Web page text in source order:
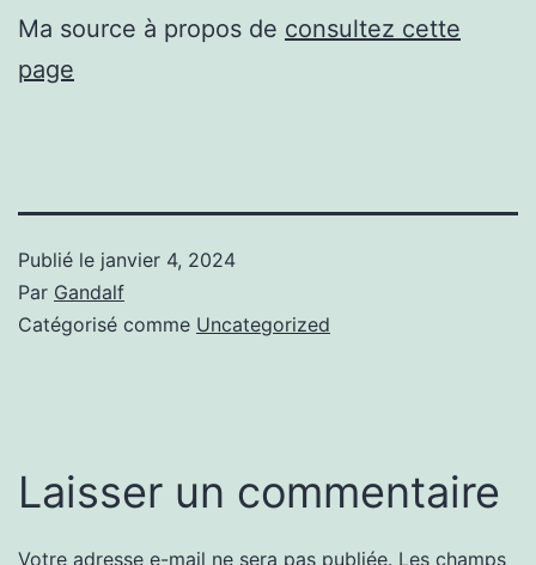
Ma source à propos de consultez cette
page
Publié le janvier 4, 2024
Par Gandalf
Catégorisé comme Uncategorized
Laisser un commentaire
Votre adresse e-mail ne sera pas publiée. Les champs